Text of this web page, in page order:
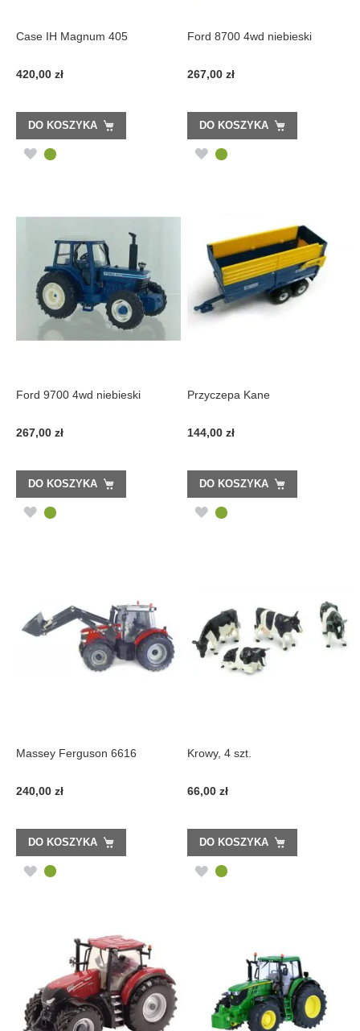
Case IH Magnum 405
420,00 zł
DO KOSZYKA
DODAJ
ŻYCZEŃ
Ford 8700 4wd niebieski
267,00 zł
DO KOSZYKA
DODAJ
ŻYCZEŃ
Ford 9700 4wd niebieski
267,00 zł
DO KOSZYKA
DODAJ
Przyczepa Kane
144,00 zł
DO KOSZYKA
DODAJ
Massey Ferguson 6616
240,00 zł
DO KOSZYKA
DODAJ
ŻYCZEŃ
Krowy, 4 szt.
66,00 zł
DO KOSZYKA
DODAJ
ŻYCZEŃ